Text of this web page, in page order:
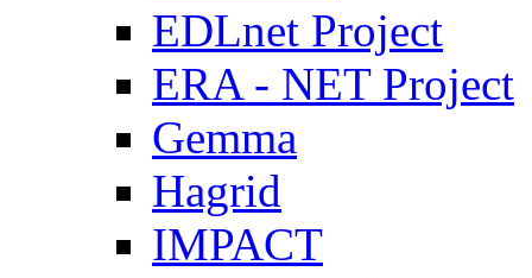
EDLnet Project
ERA - NET Project
Gemma
Hagrid
IMPACT